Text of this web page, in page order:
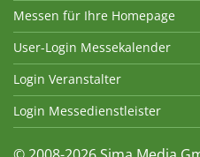
Messen für Ihre Homepage
User-Login Messekalender
Login Veranstalter
Login Messedienstleister